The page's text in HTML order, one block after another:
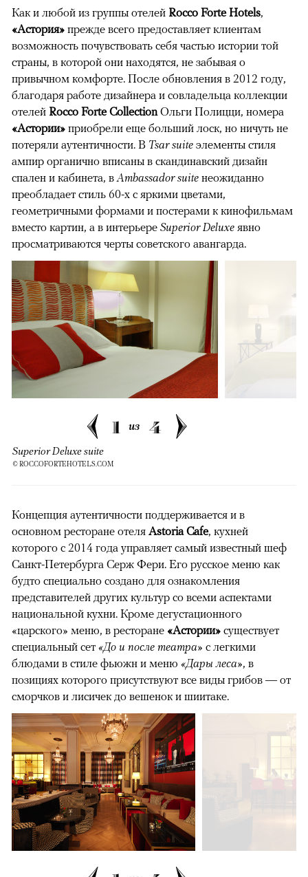
Как и любой из группы отелей Rocco Forte Hotels,
«Астория» прежде всего предоставляет клиентам
возможность почувствовать себя частью истории той
страны, в которой они находятся, не забывая о
привычном комфорте. После обновления в 2012 году,
благодаря работе дизайнера и совладельца коллекции
отелей Rocco Forte CollectionОльги Полицци, номера
«Астории» приобрели еще больший лоск, но ничуть не
потеряли аутентичности. В Tsar suite элементы стиля
ампир органично вписаны в скандинавский дизайн
спален и кабинета, вAmbassador suite неожиданно
преобладает стиль 60-х с яркими цветами,
геометричными формами и постерами к кинофильмам
вместо картин, а в интерьере Superior Deluxe явно
просматриваются черты советского авангарда.
1 из 4
Superior Deluxe suite
© ROCCOFORTEHOTELS.COM
Концепция аутентичности поддерживается и в
основном ресторане отеля Astoria Cafe, кухней
которого с 2014 года управляет самый известный шеф
Санкт-Петербурга Серж Фери. Его русское меню как
будто специально создано для ознакомления
представителей других культур со всеми аспектами
национальной кухни. Кроме дегустационного
«царского» меню, в ресторане «Астории» существует
специальный сет «До и после театра» с легкими
блюдами в стиле фьюжн и меню «Дары леса», в
позициях которого присутствуют все виды грибов — от
сморчков и лисичек до вешенок и шиитаке.